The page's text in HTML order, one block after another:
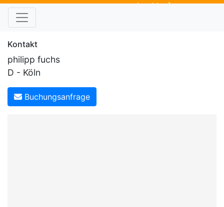
einschlag]
Kontakt
philipp fuchs
D - Köln
Buchungsanfrage